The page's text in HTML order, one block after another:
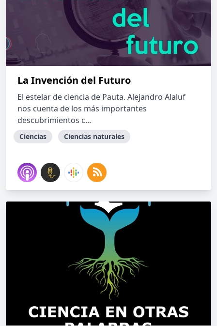
La Invención del Futuro
El estelar de ciencia de Pauta. Alejandro Alaluf
nos cuenta de los más importantes
descubrimientos c...
Ciencias Ciencias naturales